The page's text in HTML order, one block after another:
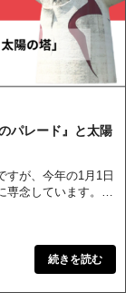
パレード』と太陽
すが、今年の1月1日
念しています。今
続きを読む